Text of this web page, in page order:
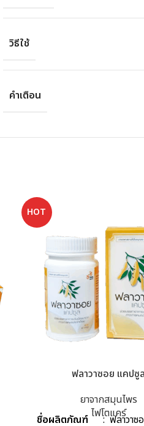
วิธีใช้
คำเตือน
HOT
ฟลาวาซอย แคปซูล
ยาจากสมุนไพร
ไฟโตแคร์
ชื่อผลิตภัณฑ์ : ฟลาวาซอ